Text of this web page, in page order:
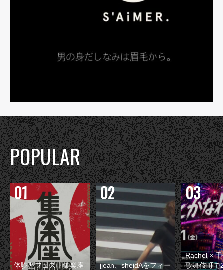
POPULAR
体験型フェス『集楽座
jjean、sheidAをフィー
Rachel ×
歌舞伎町で